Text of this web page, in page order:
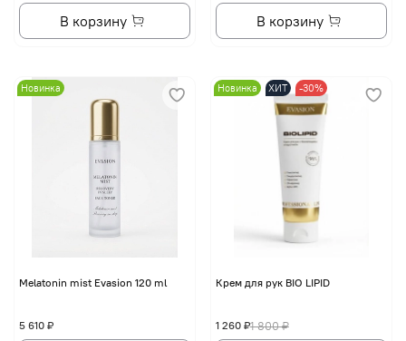
В корзину В корзину
Новинка
Melatonin mist Evasion 120 ml
5 610 ₽
Новинка ХИТ -30%
Крем для рук BIO LIPID
1 800 ₽
1 260 ₽